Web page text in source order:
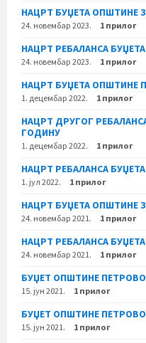
НАЦРТ БУЏЕТА ОПШТИНЕ
24. новембар 2023. 1 прилог
НАЦРТ РЕБАЛАНСА
24. новембар 2023. 1 прилог
НАЦРТ БУЏЕТА ОПШТИНЕ
1. децембар 2022. 1 прилог
НАЦРТ ДРУГОГ
ГОДИНУ
1. децембар 2022. 1 прилог
НАЦРТ РЕБАЛАНСА
1. јул 2022. 1 прилог
НАЦРТ БУЏЕТА ОПШТИНЕ
24. новембар 2021. 1 прилог
НАЦРТ РЕБАЛАНСА
24. новембар 2021. 1 прилог
БУЏЕТ ОПШТИНЕ ПЕТРОВО
15. јун 2021. 1 прилог
БУЏЕТ ОПШТИНЕ ПЕТРОВО
15. јун 2021. 1 прилог